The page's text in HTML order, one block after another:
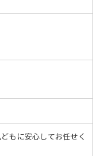
もに安心してお任せく